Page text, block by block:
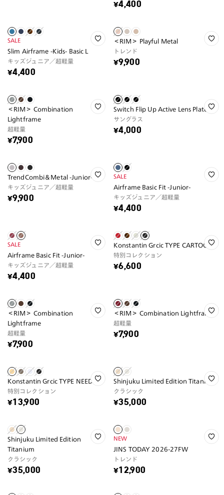
¥4,400
SALE
Slim Airframe -Kids- Basic L
キッズジュニア／超軽量
¥4,400
＜RIM＞ Playful Metal
トレンド
¥9,900
＜RIM＞ Combination
Lightframe
超軽量
¥7,900
Switch Flip Up Active Lens Plate
サングラス
¥4,000
TrendCombi＆Metal -Junior-
キッズジュニア／超軽量
¥9,900
SALE
Airframe Basic Fit -Junior-
キッズジュニア／超軽量
¥4,400
SALE
Airframe Basic Fit -Junior-
キッズジュニア／超軽量
¥4,400
Konstantin Grcic TYPE CARTOON
特別コレクション
¥6,600
＜RIM＞ Combination
Lightframe
超軽量
¥7,900
＜RIM＞ Combination Lightframe
超軽量
¥7,900
Konstantin Grcic TYPE NEEDLE
特別コレクション
¥13,900
Shinjuku Limited Edition Titanium
クラシック
¥35,000
Shinjuku Limited Edition
Titanium
クラシック
¥35,000
NEW
JINS TODAY 2026-27FW
トレンド
¥12,900